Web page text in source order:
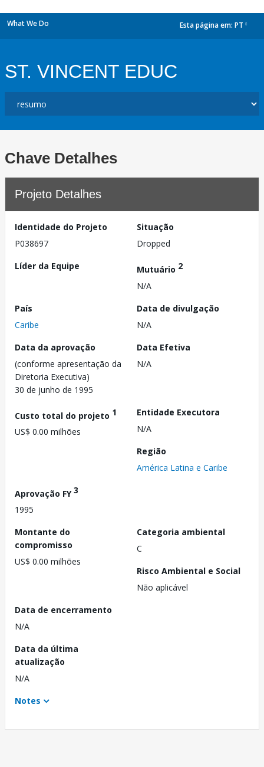
What We Do Esta página em: PT
ST. VINCENT EDUC
Chave Detalhes
Projeto Detalhes
Identidade do Projeto
P038697
Situação
Dropped
Líder da Equipe
Mutuário 2
N/A
País
Caribe
Data de divulgação
N/A
Data da aprovação
(conforme apresentação da
Diretoria Executiva)
30 de junho de 1995
Data Efetiva
N/A
Custo total do projeto 1
US$ 0.00 milhões
Entidade Executora
N/A
Região
América Latina e Caribe
Aprovação FY3
1995
Montante do
compromisso
US$ 0.00 milhões
Categoria ambiental
C
Risco Ambiental e Social
Não aplicável
Data de encerramento
N/A
Data da última
atualização
N/A
Notes